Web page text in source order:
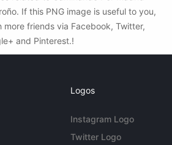
If this PNG image is useful to you,
more friends via Facebook, Twitter,
and Pinterest.!
Logos
Instagram Logo
Twitter Logo